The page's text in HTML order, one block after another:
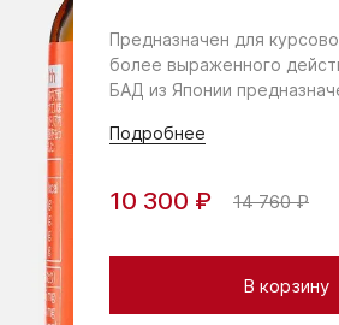
Предназначен для
более выраженного
БАД из Японии
Подробнее
10 300 ₽ 14 760 ₽
В корзину